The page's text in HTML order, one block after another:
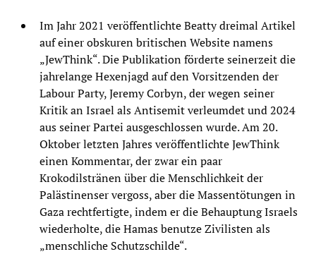
Im Jahr 2021 veröffentlichte Beatty dreimal Artikel
auf einer obskuren britischen Website namens
„JewThink“. Die Publikation förderte seinerzeit die
jahrelange Hexenjagd auf den Vorsitzenden der
Labour Party, Jeremy Corbyn, der wegen seiner
Kritik an Israel als Antisemit verleumdet und 2024
aus seiner Partei ausgeschlossen wurde. Am 20.
Oktober letzten Jahres veröffentlichte JewThink
einen Kommentar, der zwar ein paar
Krokodilstränen über die Menschlichkeit der
Palästinenser vergoss, aber die Massentötungen in
Gaza rechtfertigte, indem er die Behauptung Israels
wiederholte, die Hamas benutze Zivilisten als
„menschliche Schutzschilde“.